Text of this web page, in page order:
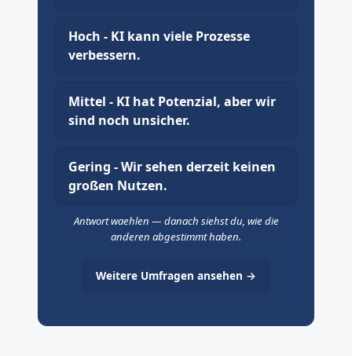
Hoch - KI kann viele Prozesse
verbessern.
Mittel - KI hat Potenzial, aber wir
sind noch unsicher.
Gering - Wir sehen derzeit keinen
großen Nutzen.
Antwort waehlen — danach siehst du, wie die
anderen abgestimmt haben.
Weitere Umfragen ansehen →